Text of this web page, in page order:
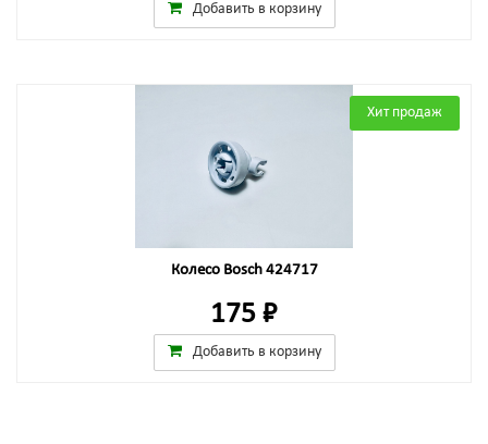
Добавить в корзину
Хит продаж
Колесо Bosch 424717
175 ₽
Добавить в корзину